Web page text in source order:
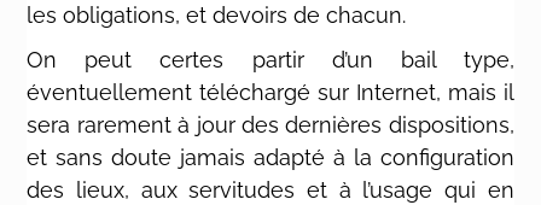
les obligations, et devoirs de chacun.
On peut certes partir d’un bail type,
éventuellement téléchargé sur Internet, mais il
sera rarement à jour des dernières dispositions,
et sans doute jamais adapté à la configuration
des lieux, aux servitudes et à l’usage qui en